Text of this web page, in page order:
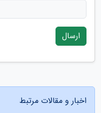
ارسال
اخبار و مقالات مرتبط